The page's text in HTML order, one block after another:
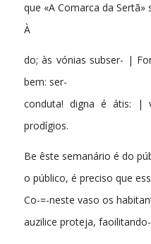
que «A Comarca da Sertã»
À
do; às vónias subser- |
bem: ser-
conduta! digna é átis: |
prodígios.
Be êste semanário é do
o público, é preciso que
Co-=-neste vaso os
auzilice proteja, faoilitando-